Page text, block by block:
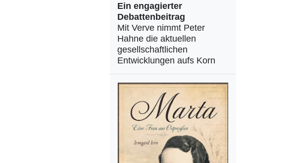
Ein engagierter
Debattenbeitrag
Mit Verve nimmt Peter
Hahne die aktuellen
gesellschaftlichen
Entwicklungen aufs Korn